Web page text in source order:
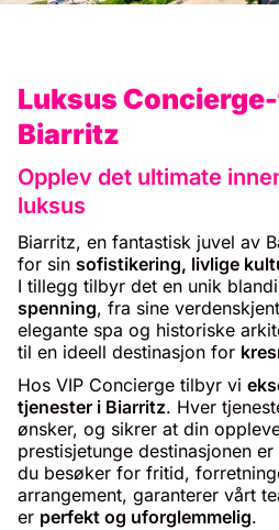
Luksus
Biarritz
Opplev det ultimate
luksus
Biarritz, en fantastisk juvel av
for sin sofistikering, livlige
I tillegg tilbyr det en unik
spenning, fra sine
elegante spa og historiske
til en ideell destinasjon for
Hos VIP Concierge tilbyr vi
tjenester i Biarritz. Hver
ønsker, og sikrer at din
prestisjetunge destinasjonen er
du besøker for fritid,
arrangement, garanterer vårt
er perfekt og uforglemmelig.